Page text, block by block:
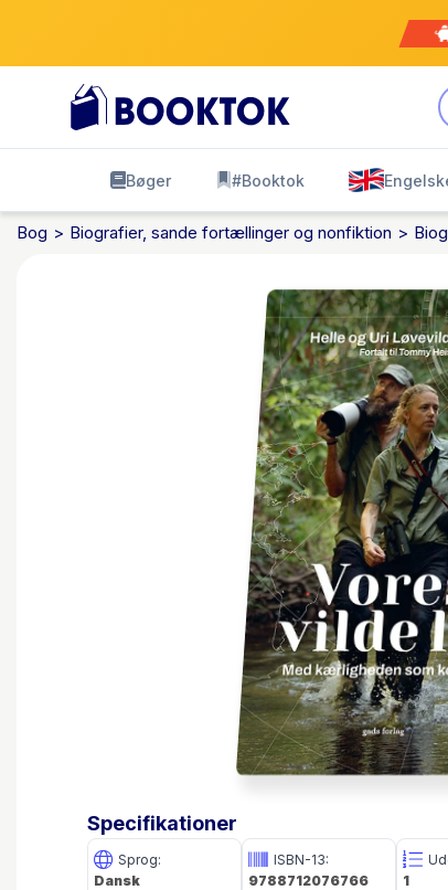
Bøger #Booktok
Bog Biografier, sande fortællinger og nonfiktion
Specifikationer
Sprog:
Dansk
ISBN-13:
9788712076766
1